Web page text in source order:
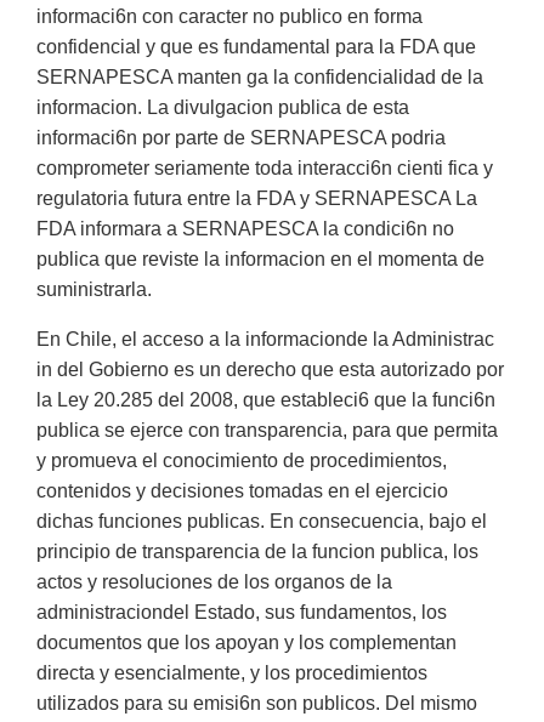
informaci6n con caracter no publico en forma
confidencial y que es fundamental para la FDA que
SERNAPESCA manten ga la confidencialidad de la
informacion. La divulgacion publica de esta
informaci6n por parte de SERNAPESCA podria
comprometer seriamente toda interacci6n cienti fica y
regulatoria futura entre la FDA y SERNAPESCA La
FDA informara a SERNAPESCA la condici6n no
publica que reviste la informacion en el momenta de
suministrarla.
En Chile, el acceso a la informacionde la Administrac
in del Gobierno es un derecho que esta autorizado por
la Ley 20.285 del 2008, que estableci6 que la funci6n
publica se ejerce con transparencia, para que permita
y promueva el conocimiento de procedimientos,
contenidos y decisiones tomadas en el ejercicio
dichas funciones publicas. En consecuencia, bajo el
principio de transparencia de la funcion publica, los
actos y resoluciones de los organos de la
administraciondel Estado, sus fundamentos, los
documentos que los apoyan y los complementan
directa y esencialmente, y los procedimientos
utilizados para su emisi6n son publicos. Del mismo